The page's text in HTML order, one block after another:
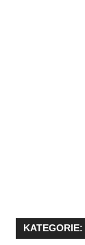
KATEGORIE: